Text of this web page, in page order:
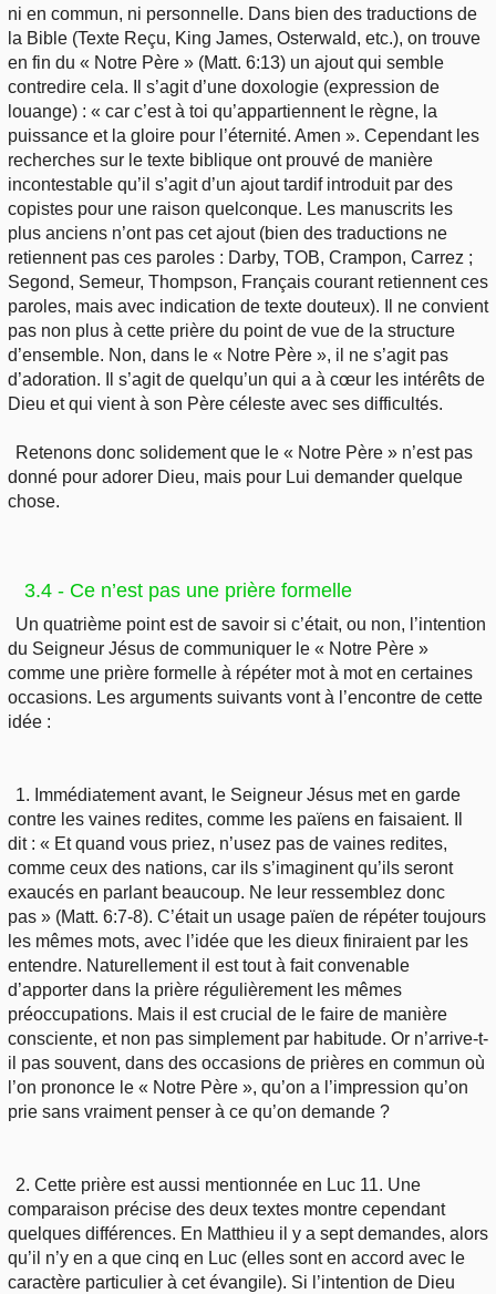
ni en commun, ni personnelle. Dans bien des traductions de
la Bible (Texte Reçu, King James, Osterwald, etc.), on trouve
en fin du « Notre Père » (Matt. 6:13) un ajout qui semble
contredire cela. Il s’agit d’une doxologie (expression de
louange) : « car c’est à toi qu’appartiennent le règne, la
puissance et la gloire pour l’éternité. Amen ». Cependant les
recherches sur le texte biblique ont prouvé de manière
incontestable qu’il s’agit d’un ajout tardif introduit par des
copistes pour une raison quelconque. Les manuscrits les
plus anciens n’ont pas cet ajout (bien des traductions ne
retiennent pas ces paroles : Darby, TOB, Crampon, Carrez ;
Segond, Semeur, Thompson, Français courant retiennent ces
paroles, mais avec indication de texte douteux). Il ne convient
pas non plus à cette prière du point de vue de la structure
d’ensemble. Non, dans le « Notre Père », il ne s’agit pas
d’adoration. Il s’agit de quelqu’un qui a à cœur les intérêts de
Dieu et qui vient à son Père céleste avec ses difficultés.
Retenons donc solidement que le « Notre Père » n’est pas
donné pour adorer Dieu, mais pour Lui demander quelque
chose.
3.4 - Ce n’est pas une prière formelle
Un quatrième point est de savoir si c’était, ou non, l’intention
du Seigneur Jésus de communiquer le « Notre Père »
comme une prière formelle à répéter mot à mot en certaines
occasions. Les arguments suivants vont à l’encontre de cette
idée :
1. Immédiatement avant, le Seigneur Jésus met en garde
contre les vaines redites, comme les païens en faisaient. Il
dit : « Et quand vous priez, n’usez pas de vaines redites,
comme ceux des nations, car ils s’imaginent qu’ils seront
exaucés en parlant beaucoup. Ne leur ressemblez donc
pas » (Matt. 6:7-8). C’était un usage païen de répéter toujours
les mêmes mots, avec l’idée que les dieux finiraient par les
entendre. Naturellement il est tout à fait convenable
d’apporter dans la prière régulièrement les mêmes
préoccupations. Mais il est crucial de le faire de manière
consciente, et non pas simplement par habitude. Or n’arrive-t-
il pas souvent, dans des occasions de prières en commun où
l’on prononce le « Notre Père », qu’on a l’impression qu’on
prie sans vraiment penser à ce qu’on demande ?
2. Cette prière est aussi mentionnée en Luc 11. Une
comparaison précise des deux textes montre cependant
quelques différences. En Matthieu il y a sept demandes, alors
qu’il n’y en a que cinq en Luc (elles sont en accord avec le
caractère particulier à cet évangile). Si l’intention de Dieu